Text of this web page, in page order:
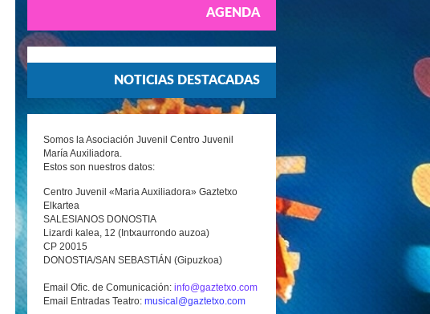
AGENDA
NOTICIAS DESTACADAS
Somos la Asociación Juvenil Centro Juvenil
María Auxiliadora.
Estos son nuestros datos:
Centro Juvenil «Maria Auxiliadora» Gaztetxo
Elkartea
SALESIANOS DONOSTIA
Lizardi kalea, 12 (Intxaurrondo auzoa)
CP 20015
DONOSTIA/SAN SEBASTIÁN (Gipuzkoa)
Email Ofic. de Comunicación: info@gaztetxo.com
Email Entradas Teatro: musical@gaztetxo.com